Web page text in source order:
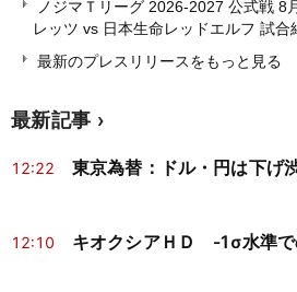
ノジマＴリーグ 2026-2027 公式戦 8
レッツ vs 日本生命レッドエルフ 試合
最新のプレスリリースをもっと見る
最新記事
12:22 東京為替：ドル・円は下げ
12:10 キオクシアＨＤ -1σ水準で